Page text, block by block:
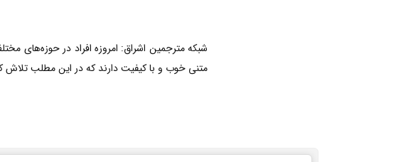
شبکه مترجمین اشراق: امروزه افراد در حوزه‌های
متنی خوب و با کیفیت دارند که در این مطلب تلاش